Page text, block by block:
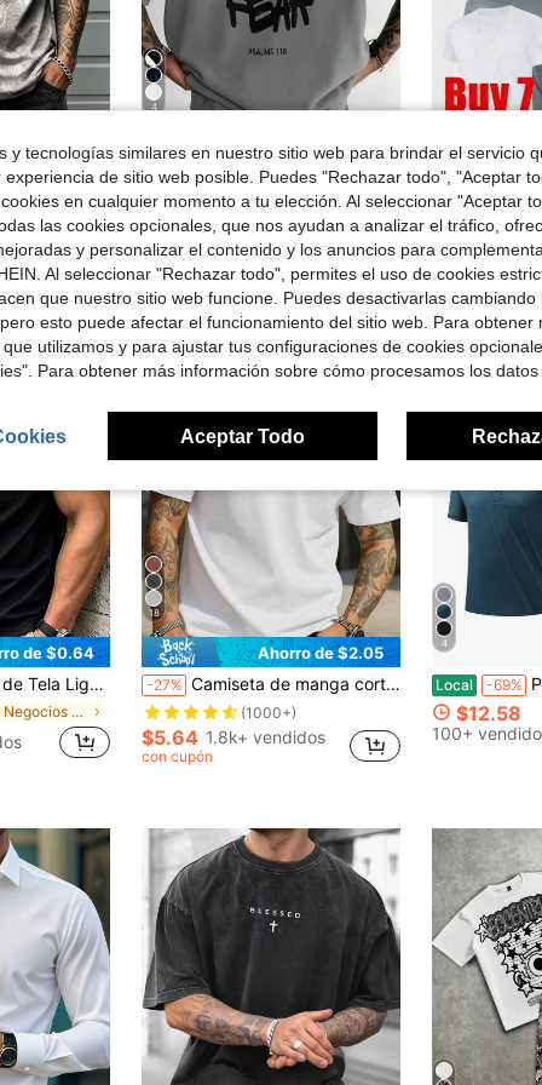
de $3.54
camiseta gráfica de mapa de bosque estilo callejero al aire libre, adecuada para uso diario
en Gris claro Camisetas de hombre
en Gris claro Camisetas de hombre
en Gris claro Camisetas de hombre
en Gris claro Camisetas de hombre
4
Ahorro de $5.21
Local -48% Men's Cotton Oversized Graphic Tee with bold"Faith Over Fear"print, classic crew neck & loose Y2K hip-hop streetwear fit.Versatile casual daily top
#5 Más vendidos en Gimnasio y fitness Camisetas de hombre
$5.57 1.6k+ vendidos
4-5 días hábiles
Local -43%
#1 Más
#1 Más
#1 Más
#1 Más
$22.67
4-5 días
de $0.64
Uso Diario, Desplazamiento, Oficina, Deportes Ligeros y Ropa de Playa, Casual Elegante
en Negocios - Desplazamientos de negocios Polos pa
18
Ahorro de $2.05
-27% Camiseta de manga corta de verano casual para hombres, de unicolor, transpirable y cómoda, de moda
(1000+)
$5.64 1.8k+ vendidos
con cupón
4
Local -69% Polo
$12.58
100+
y tecnologías similares en nuestro sitio web para brindar el servicio
de sitio web posible. Puedes "Rechazar todo", "Aceptar
en cualquier momento a tu elección. Al seleccionar "Aceptar
las cookies opcionales, que nos ayudan a analizar el tráfico,
y personalizar el contenido y los anuncios para
Al seleccionar "Rechazar todo", permites el uso de cookies
que nuestro sitio web funcione. Puedes desactivarlas cambiando
esto puede afectar el funcionamiento del sitio web. Para obtener
utilizamos y para ajustar tus configuraciones de cookies
Para obtener más información sobre cómo procesamos los datos
Aceptar Todo